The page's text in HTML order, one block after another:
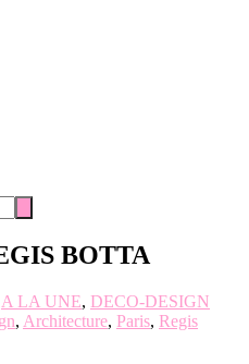
BOTTA
A LA UNE, DECO-DESIGN
, Architecture, Paris, Regis